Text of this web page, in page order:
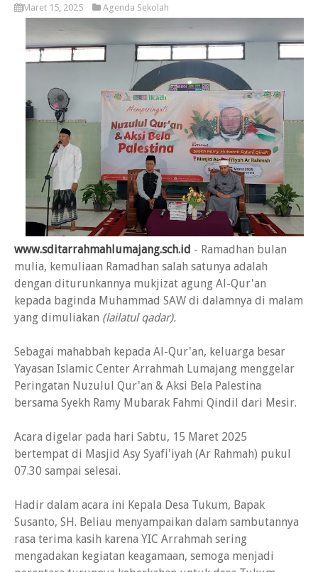
Maret 15, 2025 Agenda Sekolah
www.sditarrahmahlumajang.sch.id - Ramadhan bulan
mulia, kemuliaan Ramadhan salah satunya adalah
dengan diturunkannya mukjizat agung Al-Qur'an
kepada baginda Muhammad SAW di dalamnya di malam
yang dimuliakan (lailatul qadar).
Sebagai mahabbah kepada Al-Qur'an, keluarga besar
Yayasan Islamic Center Arrahmah Lumajang menggelar
Peringatan Nuzulul Qur'an & Aksi Bela Palestina
bersama Syekh Ramy Mubarak Fahmi Qindil dari Mesir.
Acara digelar pada hari Sabtu, 15 Maret 2025
bertempat di Masjid Asy Syafi'iyah (Ar Rahmah) pukul
07.30 sampai selesai.
Hadir dalam acara ini Kepala Desa Tukum, Bapak
Susanto, SH. Beliau menyampaikan dalam sambutannya
rasa terima kasih karena YIC Arrahmah sering
mengadakan kegiatan keagamaan, semoga menjadi